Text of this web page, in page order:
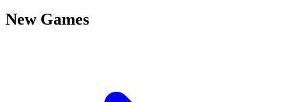
New Games